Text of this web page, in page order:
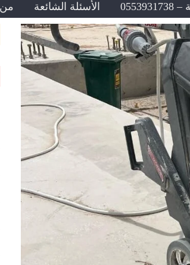
من
الأسئلة الشائعة